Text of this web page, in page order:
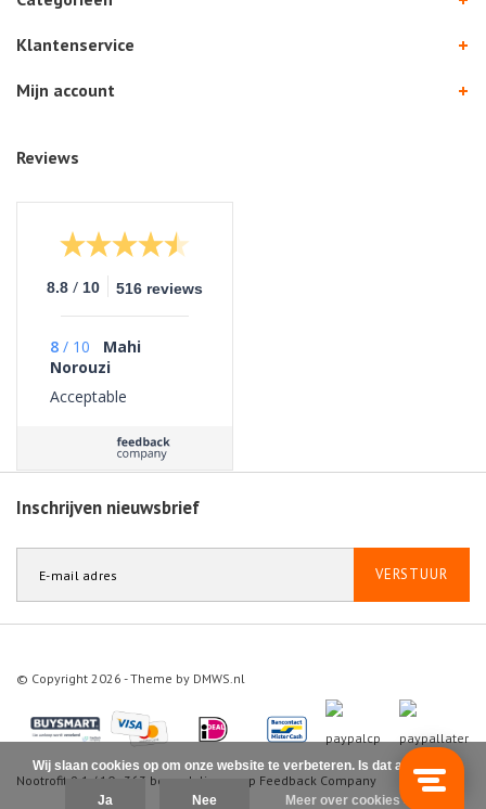
Klantenservice
Mijn account
Reviews
8.8 / 10 516 reviews
8 / 10
Mahi
Norouzi
Acceptable
Inschrijven nieuwsbrief
VERSTUUR
© Copyright 2026 - Theme by DMWS.nl
Nootrofit 9.1 / 10 363 beoordelingen op Feedback Company
Wij slaan cookies op om onze website te verbeteren. Is dat akkoord?
Ja Nee Meer over cookies »